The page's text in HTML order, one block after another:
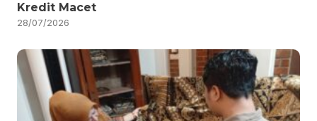
Kredit Macet
28/07/2026